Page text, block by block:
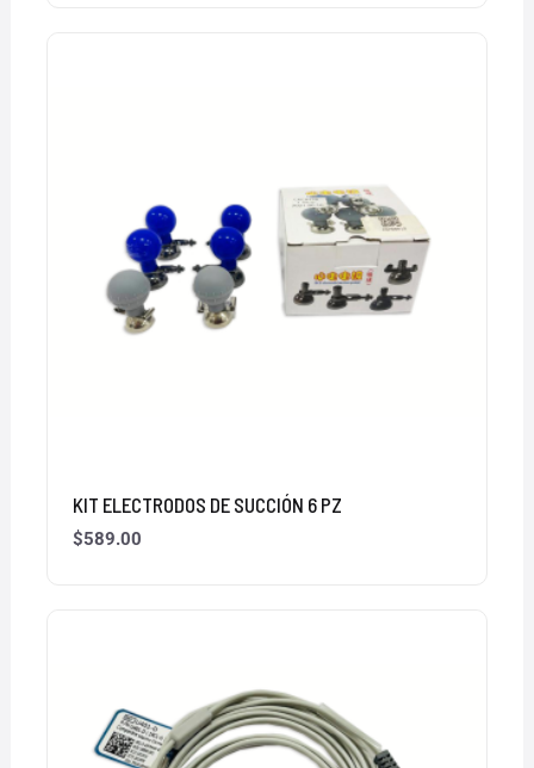
KIT ELECTRODOS DE SUCCIÓN 6 PZ
$589.00